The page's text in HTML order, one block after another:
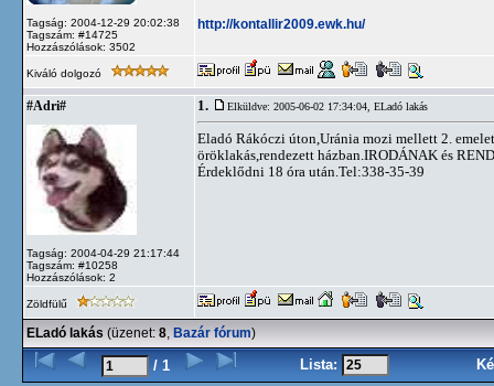
Tagság: 2004-12-29 20:02:38
Tagszám: #14725
Hozzászólások: 3502
http://kontallir2009.ewk.hu/
Kiváló dolgozó
#Adri#
Tagság: 2004-04-29 21:17:44
Tagszám: #10258
Hozzászólások: 2
1. Elküldve: 2005-06-02 17:34:04, ELadó lakás
Eladó Rákóczi úton,Uránia mozi mellett 2.
öröklakás,rendezett házban.IRODÁNAK és
Érdeklődni 18 óra után.Tel:338-35-39
Zöldfülű
ELadó lakás (üzenet: 8, Bazár fórum)
/ 1 Lista: